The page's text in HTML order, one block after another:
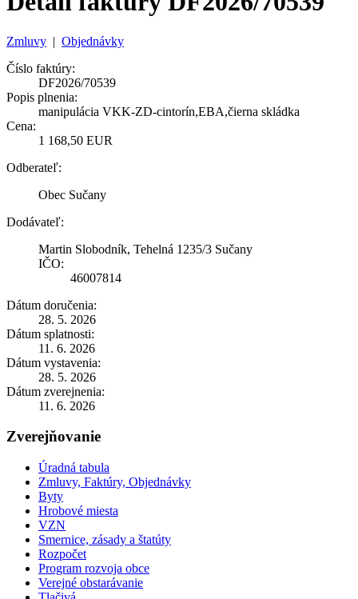
Zmluvy | Objednávky
Číslo faktúry:
DF2026/70539
Popis plnenia:
manipulácia VKK-ZD-cintorín,EBA,čierna skládka
Cena:
1 168,50 EUR
Odberateľ:
Obec Sučany
Dodávateľ:
Martin Slobodník, Tehelná 1235/3 Sučany
IČO:
46007814
Dátum doručenia:
28. 5. 2026
Dátum splatnosti:
11. 6. 2026
Dátum vystavenia:
28. 5. 2026
Dátum zverejnenia:
11. 6. 2026
Zverejňovanie
Úradná tabula
Zmluvy, Faktúry, Objednávky
Byty
Hrobové miesta
VZN
Smernice, zásady a štatúty
Rozpočet
Program rozvoja obce
Verejné obstarávanie